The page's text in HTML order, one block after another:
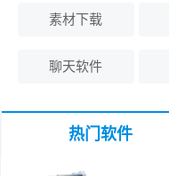
素材下载
聊天软件
热门软件